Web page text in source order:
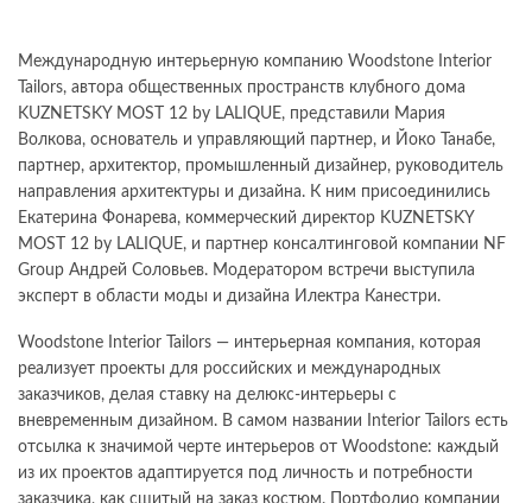
Международную интерьерную компанию Woodstone Interior
Tailors, автора общественных пространств клубного дома
KUZNETSKY MOST 12 by LALIQUE, представили Мария
Волкова, основатель и управляющий партнер, и Йоко Танабе,
партнер, архитектор, промышленный дизайнер, руководитель
направления архитектуры и дизайна. К ним присоединились
Екатерина Фонарева, коммерческий директор KUZNETSKY
MOST 12 by LALIQUE, и партнер консалтинговой компании NF
Group Андрей Соловьев. Модератором встречи выступила
эксперт в области моды и дизайна Илектра Канестри.
Woodstone Interior Tailors — интерьерная компания, которая
реализует проекты для российских и международных
заказчиков, делая ставку на делюкс-интерьеры с
вневременным дизайном. В самом названии Interior Tailors есть
отсылка к значимой черте интерьеров от Woodstone: каждый
из их проектов адаптируется под личность и потребности